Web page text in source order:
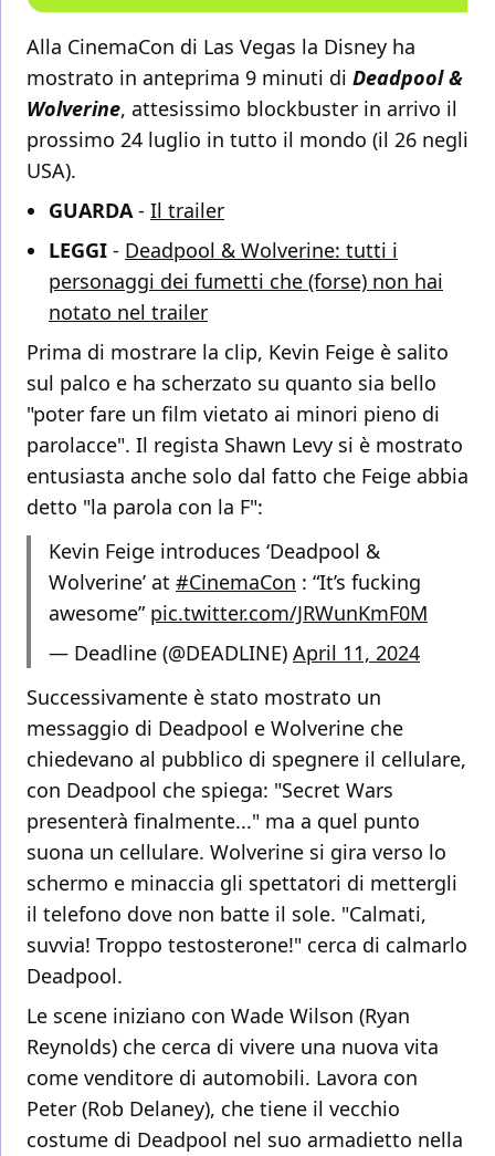
Alla CinemaCon di Las Vegas la Disney ha
mostrato in anteprima 9 minuti di Deadpool &
Wolverine, attesissimo blockbuster in arrivo il
prossimo 24 luglio in tutto il mondo (il 26 negli
USA).
GUARDA- Il trailer
LEGGI - Deadpool & Wolverine: tutti i
personaggi dei fumetti che (forse) non hai
notato nel trailer
Prima di mostrare la clip, Kevin Feige è salito
sul palco e ha scherzato su quanto sia bello
"poter fare un film vietato ai minori pieno di
parolacce". Il regista Shawn Levy si è mostrato
entusiasta anche solo dal fatto che Feige abbia
detto "la parola con la F":
Kevin Feige introduces ‘Deadpool &
Wolverine’ at #CinemaCon : “It’s fucking
awesome” pic.twitter.com/JRWunKmF0M
— Deadline (@DEADLINE) April 11, 2024
Successivamente è stato mostrato un
messaggio di Deadpool e Wolverine che
chiedevano al pubblico di spegnere il cellulare,
con Deadpool che spiega: "Secret Wars
presenterà finalmente..." ma a quel punto
suona un cellulare. Wolverine si gira verso lo
schermo e minaccia gli spettatori di mettergli
il telefono dove non batte il sole. "Calmati,
suvvia! Troppo testosterone!" cerca di calmarlo
Deadpool.
Le scene iniziano con Wade Wilson (Ryan
Reynolds) che cerca di vivere una nuova vita
come venditore di automobili. Lavora con
Peter (Rob Delaney), che tiene il vecchio
costume di Deadpool nel suo armadietto nella